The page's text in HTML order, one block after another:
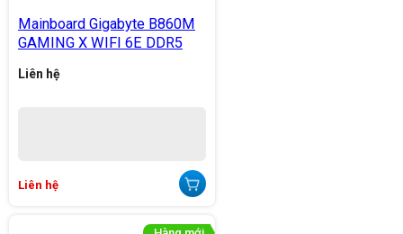
Mainboard Gigabyte B860M
GAMING X WIFI 6E DDR5
Liên hệ
Liên hệ